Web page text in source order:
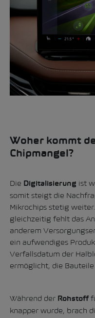
Woher kommt
Chipmangel?
Die Digitalisierung ist
somit steigt die
Mikrochips stetig
gleichzeitig fehlt das
anderem
ein aufwendiges
Verfallsdatum der
ermöglicht, die
Während der Rohstoff
knapper wurde, brach